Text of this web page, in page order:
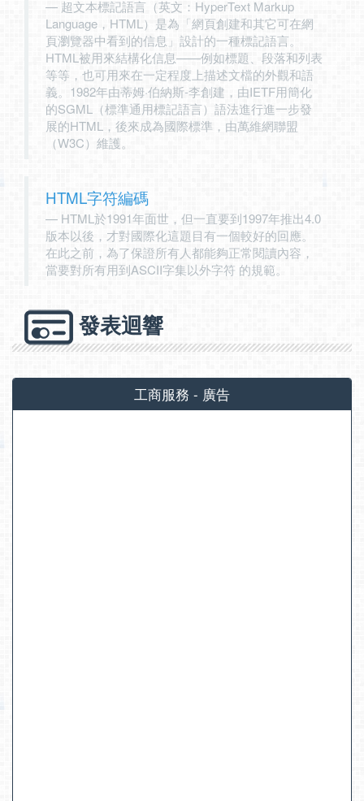
超文本標記語言（英文：HyperText Markup
Language，HTML）是為「網頁創建和其它可在網
頁瀏覽器中看到的信息」設計的一種標記語言。
HTML被用來結構化信息——例如標題、段落和列表
等等，也可用來在一定程度上描述文檔的外觀和語
義。1982年由蒂姆·伯納斯-李創建，由IETF用簡化
的SGML（標準通用標記語言）語法進行進一步發
展的HTML，後來成為國際標準，由萬維網聯盟
（W3C）維護。
HTML字符編碼
HTML於1991年面世，但一直要到1997年推出4.0
版本以後，才對國際化這題目有一個較好的回應。
在此之前，為了保證所有人都能夠正常閱讀內容，
當要對所有用到ASCII字集以外字符 的規範。
發表迴響
工商服務 - 廣告